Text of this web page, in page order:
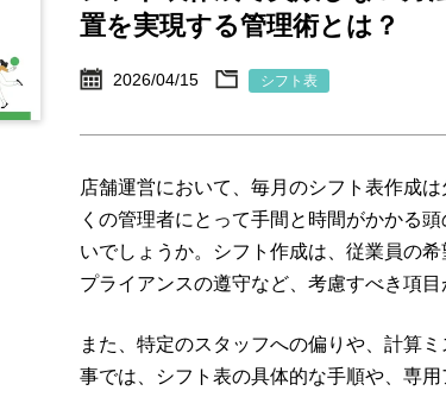
置を実現する管理術とは？
2026/04/15 シフト表
店舗運営において、毎月のシフト表作成
くの管理者にとって手間と時間がかかる
いでしょうか。シフト作成は、従業員の
プライアンスの遵守など、考慮すべき項目
また、特定のスタッフへの偏りや、計算
事では、シフト表の具体的な手順や、専